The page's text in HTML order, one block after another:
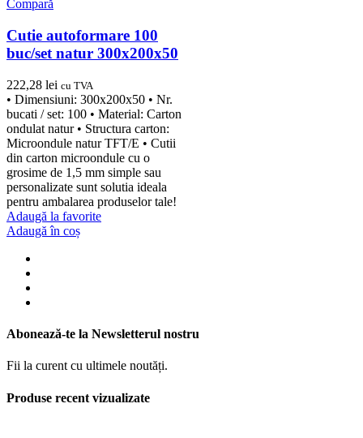
Compară
Cutie autoformare 100
buc/set natur 300x200x50
222,28 lei cu TVA
• Dimensiuni: 300x200x50 • Nr.
bucati / set: 100 • Material: Carton
ondulat natur • Structura carton:
Microondule natur TFT/E • Cutii
din carton microondule cu o
grosime de 1,5 mm simple sau
personalizate sunt solutia ideala
pentru ambalarea produselor tale!
Adaugă la favorite
Adaugă în coș
Abonează-te la Newsletterul nostru
Fii la curent cu ultimele noutăți.
Produse recent vizualizate